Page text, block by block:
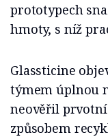
prototypech
hmoty, s níž
Glassticine
týmem úplnou
neověřil prvotní
způsobem